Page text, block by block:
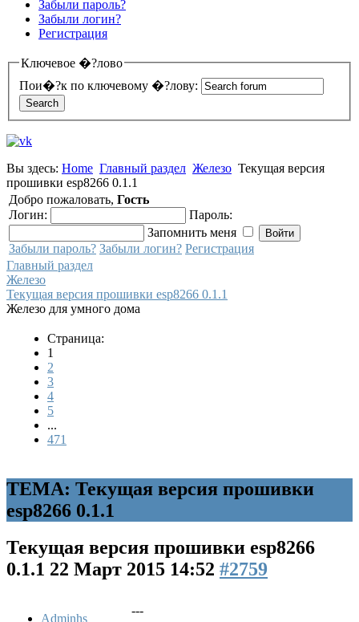
Забыли пароль?
Забыли логин?
Регистрация
Ключевое �?лово
Пои�?к по ключевому �?лову:
Вы здесь: Home Главный раздел Железо Текущая версия
прошивки esp8266 0.1.1
Добро пожаловать, Гость
Логин:
Пароль:
Запомнить меня
Забыли пароль? Забыли логин? Регистрация
Главный раздел
Железо
Текущая версия прошивки esp8266 0.1.1
Железо для умного дома
Страница:
1
2
3
4
5
...
471
ТЕМА: Текущая версия прошивки
esp8266 0.1.1
Текущая версия прошивки esp8266
0.1.1 22 Март 2015 14:52 #2759
Adminhs
---